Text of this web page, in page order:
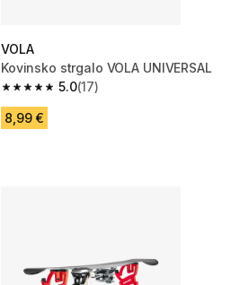
VOLA
Kovinsko strgalo VOLA UNIVERSAL
5.0
5.0 od 5 zvezdic from 17 ocene
(17)
8,99 €